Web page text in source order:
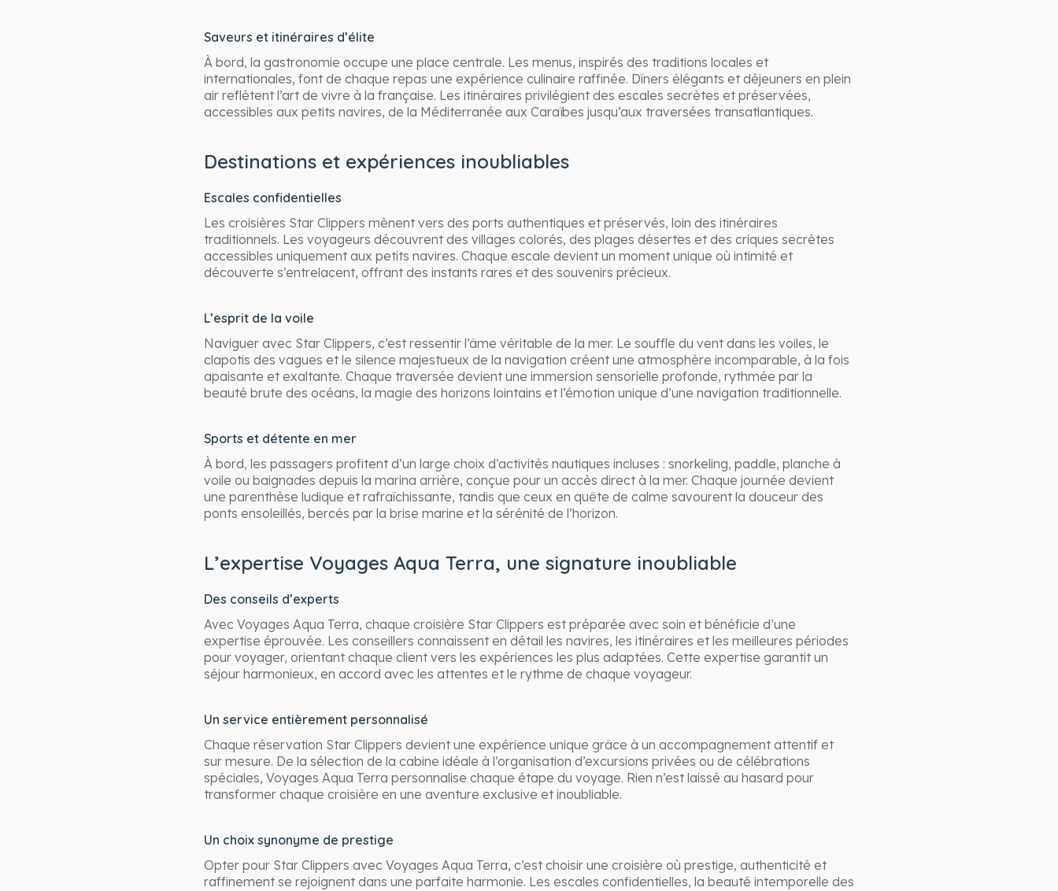
Saveurs et itinéraires d’élite
À bord, la gastronomie occupe une place centrale. Les menus, inspirés des traditions locales et
internationales, font de chaque repas une expérience culinaire raffinée. Dîners élégants et déjeuners en plein
air reflètent l’art de vivre à la française. Les itinéraires privilégient des escales secrètes et préservées,
accessibles aux petits navires, de la Méditerranée aux Caraïbes jusqu’aux traversées transatlantiques.
Destinations et expériences inoubliables
Escales confidentielles
Les croisières Star Clippers mènent vers des ports authentiques et préservés, loin des itinéraires
traditionnels. Les voyageurs découvrent des villages colorés, des plages désertes et des criques secrètes
accessibles uniquement aux petits navires. Chaque escale devient un moment unique où intimité et
découverte s’entrelacent, offrant des instants rares et des souvenirs précieux.
L’esprit de la voile
Naviguer avec Star Clippers, c’est ressentir l’âme véritable de la mer. Le souffle du vent dans les voiles, le
clapotis des vagues et le silence majestueux de la navigation créent une atmosphère incomparable, à la fois
apaisante et exaltante. Chaque traversée devient une immersion sensorielle profonde, rythmée par la
beauté brute des océans, la magie des horizons lointains et l’émotion unique d’une navigation traditionnelle.
Sports et détente en mer
À bord, les passagers profitent d’un large choix d’activités nautiques incluses : snorkeling, paddle, planche à
voile ou baignades depuis la marina arrière, conçue pour un accès direct à la mer. Chaque journée devient
une parenthèse ludique et rafraîchissante, tandis que ceux en quête de calme savourent la douceur des
ponts ensoleillés, bercés par la brise marine et la sérénité de l’horizon.
L’expertise Voyages Aqua Terra, une signature inoubliable
Des conseils d’experts
Avec Voyages Aqua Terra, chaque croisière Star Clippers est préparée avec soin et bénéficie d’une
expertise éprouvée. Les conseillers connaissent en détail les navires, les itinéraires et les meilleures périodes
pour voyager, orientant chaque client vers les expériences les plus adaptées. Cette expertise garantit un
séjour harmonieux, en accord avec les attentes et le rythme de chaque voyageur.
Un service entièrement personnalisé
Chaque réservation Star Clippers devient une expérience unique grâce à un accompagnement attentif et
sur mesure. De la sélection de la cabine idéale à l’organisation d’excursions privées ou de célébrations
spéciales, Voyages Aqua Terra personnalise chaque étape du voyage. Rien n’est laissé au hasard pour
transformer chaque croisière en une aventure exclusive et inoubliable.
Un choix synonyme de prestige
Opter pour Star Clippers avec Voyages Aqua Terra, c’est choisir une croisière où prestige, authenticité et
raffinement se rejoignent dans une parfaite harmonie. Les escales confidentielles, la beauté intemporelle des